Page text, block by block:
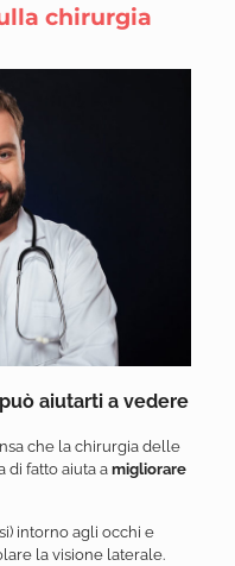
chirurgia
aiutarti a vedere
che la chirurgia delle
di fatto aiuta a migliorare
intorno agli occhi e
la visione laterale.